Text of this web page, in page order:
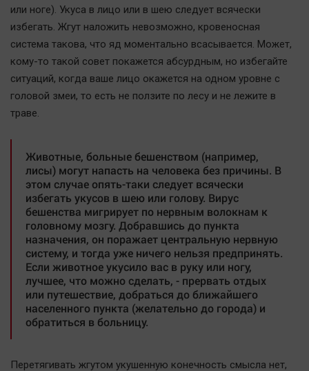
или ноге). Укуса в лицо или в шею следует всячески
избегать. Жгут наложить невозможно, кровеносная
система такова, что яд моментально всасывается. Может,
кому-то такой совет покажется абсурдным, но избегайте
ситуаций, когда ваше лицо окажется на одном уровне с
головой змеи, то есть не ползите по лесу и не лежите в
траве.
Животные, больные бешенством (например,
лисы) могут напасть на человека без причины. В
этом случае опять-таки следует всячески
избегать укусов в шею или голову. Вирус
бешенства мигрирует по нервным волокнам к
головному мозгу. Добравшись до пункта
назначения, он поражает центральную нервную
систему, и тогда уже ничего нельзя предпринять.
Если животное укусило вас в руку или ногу,
лучшее, что можно сделать, - прервать отдых
или путешествие, добраться до ближайшего
населенного пункта (желательно до города) и
обратиться в больницу.
Перетягивать жгутом укушенную конечность смысла нет,